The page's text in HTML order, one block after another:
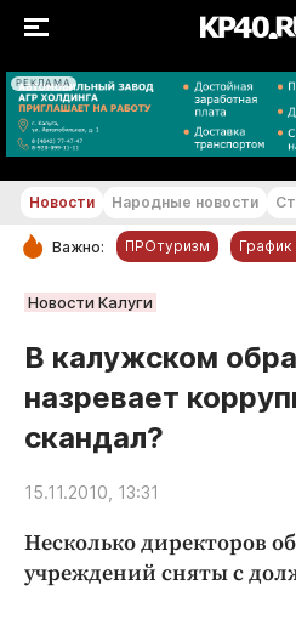
РЕКЛАМА
РУБРИКИ
Новости компаний
Статьи
Народные новости
Авто и транспорт
Криминал
Новости Народные новости
Важно: ПРОтуризм
Новости Калуги
В калужском
назревает
скандал?
15.11.2010, 13:31
Несколько директоров
учреждений сняты с